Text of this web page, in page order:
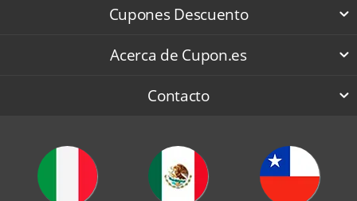
Cupones Descuento
Acerca de Cupon.es
Contacto